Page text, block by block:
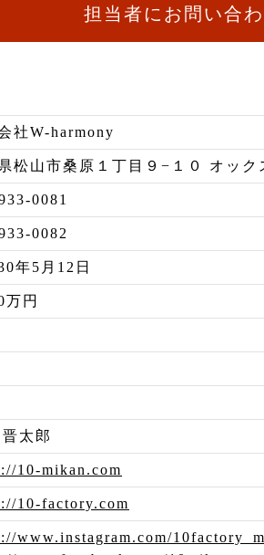
担当者にお問い合
社W-harmony
松山市桑原１丁目９−１０ オッ
0081
0082
年5月12日
万円
太郎
10-mikan.com
10-factory.com
www.instagram.com/